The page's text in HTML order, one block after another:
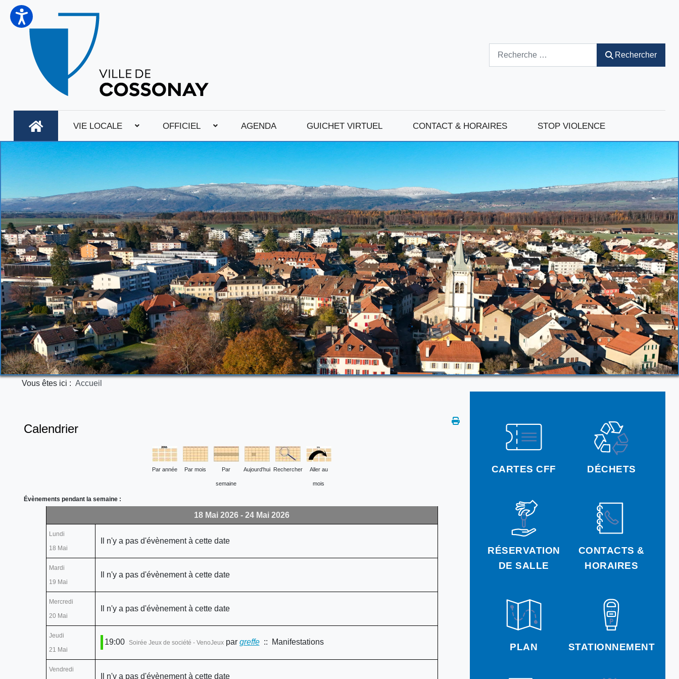
Rechercher
VIE LOCALE OFFICIEL AGENDA GUICHET VIRTUEL CONTACT & HORAIRES STOP VIOLENCE
Vous êtes ici : Accueil
CARTES CFF DÉCHETS
RÉSERVATION
DE SALLE
CONTACTS &
HORAIRES
PLAN STATIONNEMENT
Calendrier
Par année Par mois Par
semaine
Aujourd'hui Rechercher Aller au
mois
Évènements pendant la semaine :
18 Mai 2026 - 24 Mai 2026
Lundi
18 Mai
Il n'y a pas d'évènement à cette date
Mardi
19 Mai
Il n'y a pas d'évènement à cette date
Mercredi
20 Mai
Il n'y a pas d'évènement à cette date
Jeudi
21 Mai
19:00 Soirée Jeux de société - VenoJeuxpar greffe:: Manifestations
Vendredi
Il n'y a pas d'évènement à cette date